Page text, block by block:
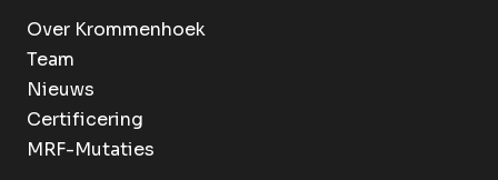
Over Krommenhoek
Team
Nieuws
Certificering
MRF-Mutaties